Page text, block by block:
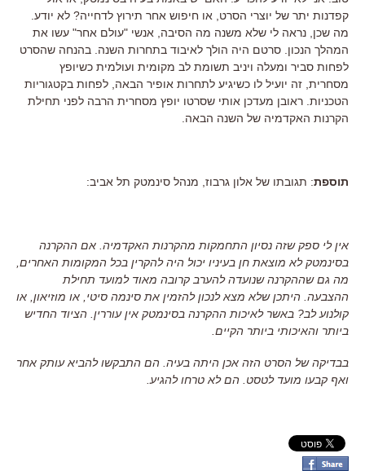
קפדנות יתר של יוצרי הסרט, או חיפוש אחר תירוץ לדחייה? לא יודע.
מה שכן, נראה לי שלא משנה מה הסיבה, אנשי "עולם אחר" עשו את
המהלך הנכון. סרטם היה הולך לאיבוד בתחרות השנה. בהנחה שהסרט
לפחות סביר ומעלה ויניב תשומת לב מקומית ועולמית כשיופץ
מסחרית, זה יועיל לו כשיגיע לתחרות אופיר הבאה, לפחות בקטגוריות
הטכניות. ראובן מעדכן אותי שסרטו יופץ מסחרית הרבה לפני תחילת
הקרנות האקדמיה של השנה הבאה.
תוספת: תגובתו של אלון גרבוז, מנהל סינמטק תל אביב:
אין לי ספק שזה נסיון התחמקות מהקרנות האקדמיה. אם ההקרנה
בסינמטק לא מוצאת חן בעיניו יכול היה להקרין בכל המקומות האחרים,
מה גם שההקרנה שנועדה להערב קרובה מאוד למועד תחילת
ההצבעה. היתכן שלא מצא לנכון להזמין את סינמה סיטי, או מוזיאון, או
קולנוע לב? באשר לאיכות ההקרנה בסינמטק אין עוררין. הציוד החדיש
ביותר והאיכותי ביותר הקיים.
בבדיקה של הסרט הזה אכן היתה בעיה. הם התבקשו להביא עותק אחר
ואף קבעו מועד לטסט. הם לא טרחו להגיע.